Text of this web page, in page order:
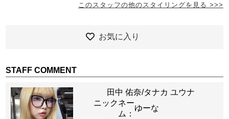
このスタッフの他のスタイリングを見る >>>
お気に入り
STAFF COMMENT
田中 佑奈/タナカ ユウナ
ニックネー
ム：
ゆーな